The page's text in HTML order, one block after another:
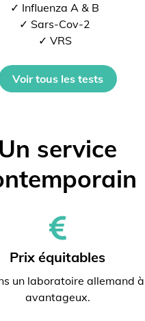
✓ Influenza A & B
✓ Sars-Cov-2
✓ VRS
Voir tous les tests
Un service
Prix ​​équitables
un laboratoire allemand
avantageux.